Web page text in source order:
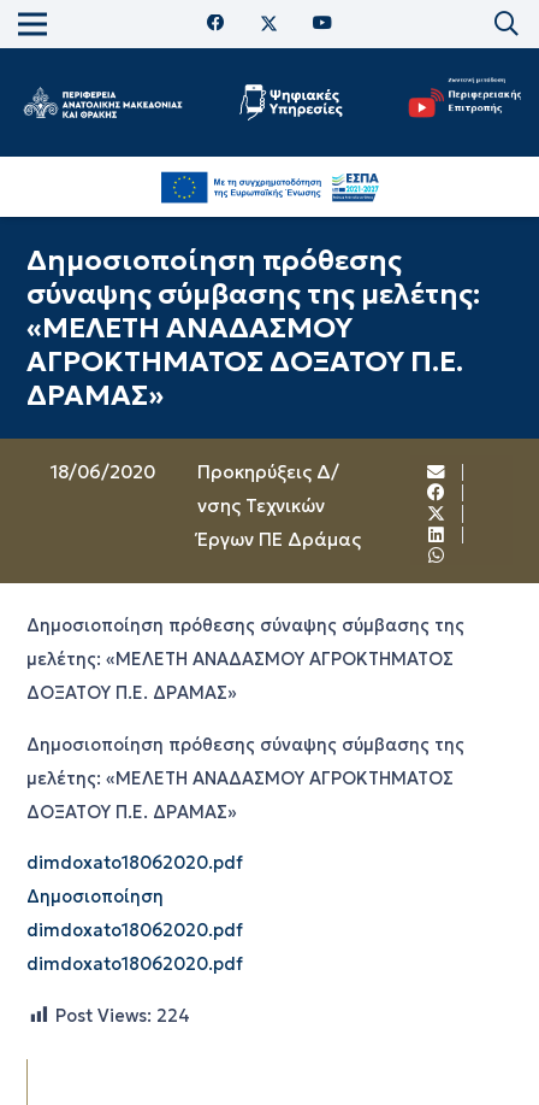
Δημοσιοποίηση πρόθεσης
σύναψης σύμβασης της μελέτης:
«ΜΕΛΕΤΗ ΑΝΑΔΑΣΜΟΥ
ΑΓΡΟΚΤΗΜΑΤΟΣ ΔΟΞΑΤΟΥ Π.Ε.
ΔΡΑΜΑΣ»
18/06/2020
Προκηρύξεις Δ/
νσης Τεχνικών
Έργων ΠΕ Δράμας
Δημοσιοποίηση πρόθεσης σύναψης σύμβασης της
μελέτης: «ΜΕΛΕΤΗ ΑΝΑΔΑΣΜΟΥ ΑΓΡΟΚΤΗΜΑΤΟΣ
ΔΟΞΑΤΟΥ Π.Ε. ΔΡΑΜΑΣ»
Δημοσιοποίηση πρόθεσης σύναψης σύμβασης της
μελέτης: «ΜΕΛΕΤΗ ΑΝΑΔΑΣΜΟΥ ΑΓΡΟΚΤΗΜΑΤΟΣ
ΔΟΞΑΤΟΥ Π.Ε. ΔΡΑΜΑΣ»
dimdoxato18062020.pdf
Δημοσιοποίηση
dimdoxato18062020.pdf
dimdoxato18062020.pdf
Post Views: 224